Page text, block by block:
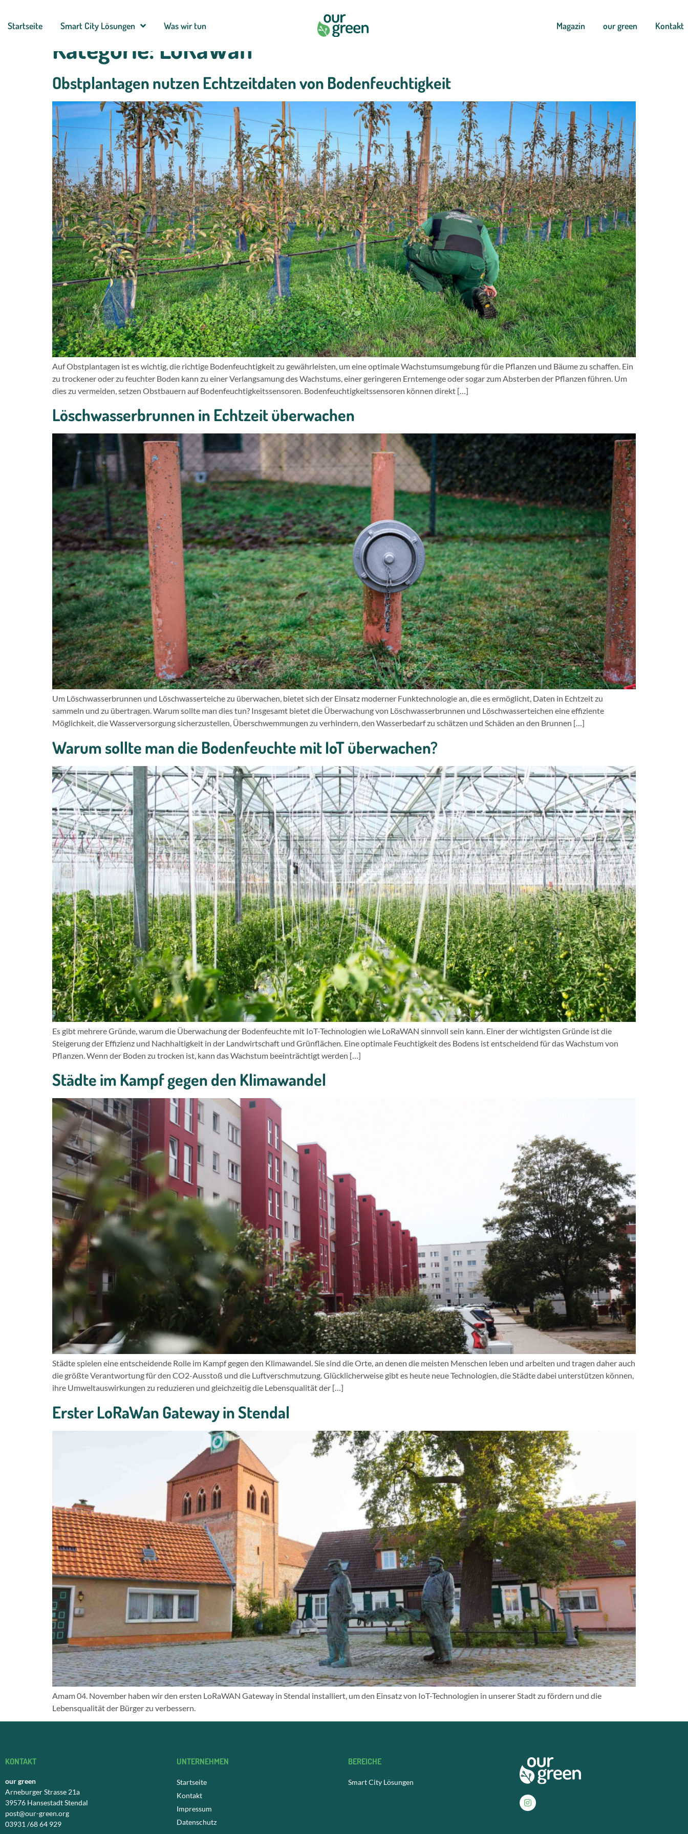
Startseite Smart City Lösungen Was wir tun Magazin our green Kontakt
Kategorie: LoRaWan
Obstplantagen nutzen Echtzeitdaten von Bodenfeuchtigkeit
Auf Obstplantagen ist es wichtig, die richtige Bodenfeuchtigkeit zu gewährleisten, um eine optimale Wachstumsumgebung für die Pflanzen und Bäume zu schaffen. Ein
zu trockener oder zu feuchter Boden kann zu einer Verlangsamung des Wachstums, einer geringeren Erntemenge oder sogar zum Absterben der Pflanzen führen. Um
dies zu vermeiden, setzen Obstbauern auf Bodenfeuchtigkeitssensoren. Bodenfeuchtigkeitssensoren können direkt […]
Löschwasserbrunnen in Echtzeit überwachen
Um Löschwasserbrunnen und Löschwasserteiche zu überwachen, bietet sich der Einsatz moderner Funktechnologie an, die es ermöglicht, Daten in Echtzeit zu
sammeln und zu übertragen. Warum sollte man dies tun? Insgesamt bietet die Überwachung von Löschwasserbrunnen und Löschwasserteichen eine effiziente
Möglichkeit, die Wasserversorgung sicherzustellen, Überschwemmungen zu verhindern, den Wasserbedarf zu schätzen und Schäden an den Brunnen […]
Warum sollte man die Bodenfeuchte mit IoT überwachen?
Es gibt mehrere Gründe, warum die Überwachung der Bodenfeuchte mit IoT-Technologien wie LoRaWAN sinnvoll sein kann. Einer der wichtigsten Gründe ist die
Steigerung der Effizienz und Nachhaltigkeit in der Landwirtschaft und Grünflächen. Eine optimale Feuchtigkeit des Bodens ist entscheidend für das Wachstum von
Pflanzen. Wenn der Boden zu trocken ist, kann das Wachstum beeinträchtigt werden […]
Städte im Kampf gegen den Klimawandel
Städte spielen eine entscheidende Rolle im Kampf gegen den Klimawandel. Sie sind die Orte, an denen die meisten Menschen leben und arbeiten und tragen daher auch
die größte Verantwortung für den CO2-Ausstoß und die Luftverschmutzung. Glücklicherweise gibt es heute neue Technologien, die Städte dabei unterstützen können,
ihre Umweltauswirkungen zu reduzieren und gleichzeitig die Lebensqualität der […]
Erster LoRaWan Gateway in Stendal
Amam 04. November haben wir den ersten LoRaWAN Gateway in Stendal installiert, um den Einsatz von IoT-Technologien in unserer Stadt zu fördern und die
Lebensqualität der Bürger zu verbessern.
KONTAKT
our green
Arneburger Strasse 21a
39576 Hansestadt Stendal
post@our-green.org
03931 /68 64 929
UNTERNEHMEN
Startseite
Kontakt
Impressum
Datenschutz
BEREICHE
Smart City Lösungen